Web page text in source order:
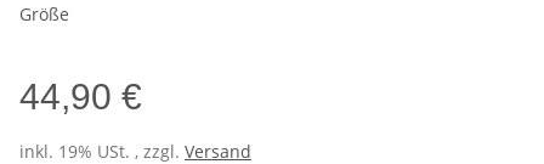
Größe
44,90 €
inkl. 19% USt. , zzgl. Versand